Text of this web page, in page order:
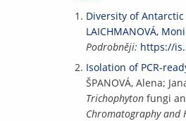
Diversity of
LAICHMANOVÁ,
Podrobněji: https://
Isolation of PCR-
ŠPANOVÁ, Alena;
Trichophyton fungi
Chromatography and